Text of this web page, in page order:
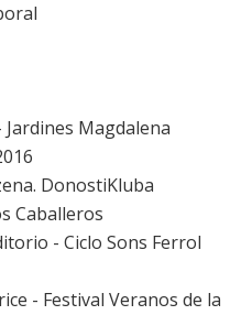
Jardines Magdalena
DonostiKluba
Caballeros
- Ciclo Sons Ferrol
- Festival Veranos de la